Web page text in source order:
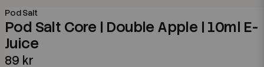
Pod Salt
Pod Salt Core | Double Apple | 10ml E-
Juice
89 kr